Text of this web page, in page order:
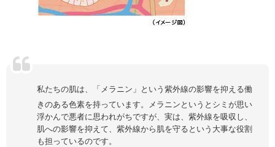
私たちの肌は、「メラニン」という紫外線の影響を抑える働
きのある色素を持っています。メラニンというとシミが思い
浮かんで悪者に思われがちですが、実は、紫外線を吸収し、
肌への影響を抑えて、紫外線から肌を守るという大事な役割
も担っているのです。